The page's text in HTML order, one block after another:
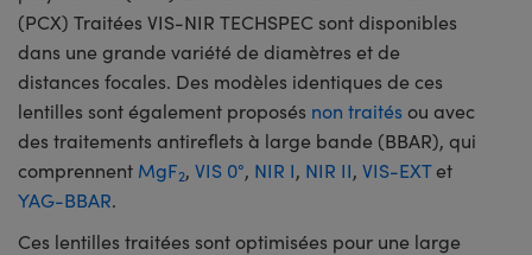
(PCX) Traitées VIS-NIR TECHSPEC sont disponibles
dans une grande variété de diamètres et de
distances focales. Des modèles identiques de ces
lentilles sont également proposés non traités ou avec
des traitements antireflets à large bande (BBAR), qui
comprennent MgF2, VIS 0°, NIR I, NIR II, VIS-EXTet
YAG-BBAR.
Ces lentilles traitées sont optimisées pour une large